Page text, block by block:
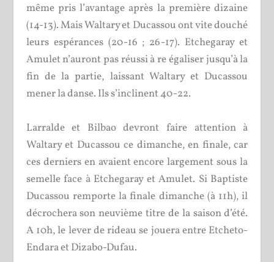
même pris l’avantage après la première dizaine
(14-13). Mais Waltary et Ducassou ont vite douché
leurs espérances (20-16 ; 26-17). Etchegaray et
Amulet n’auront pas réussi à re égaliser jusqu’à la
fin de la partie, laissant Waltary et Ducassou
mener la danse. Ils s’inclinent 40-22.
Larralde et Bilbao devront faire attention à
Waltary et Ducassou ce dimanche, en finale, car
ces derniers en avaient encore largement sous la
semelle face à Etchegaray et Amulet. Si Baptiste
Ducassou remporte la finale dimanche (à 11h), il
décrochera son neuvième titre de la saison d’été.
A 10h, le lever de rideau se jouera entre Etcheto-
Endara et Dizabo-Dufau.